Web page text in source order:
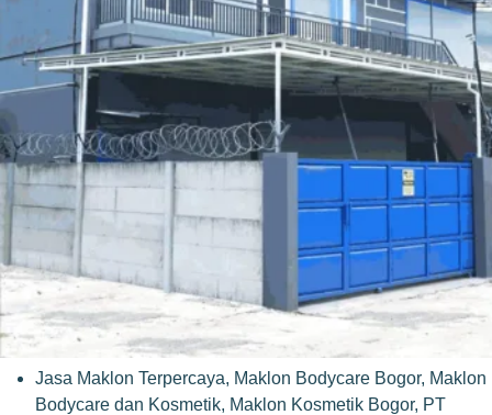
Jasa Maklon Terpercaya, Maklon Bodycare Bogor, Maklon
Bodycare dan Kosmetik, Maklon Kosmetik Bogor, PT